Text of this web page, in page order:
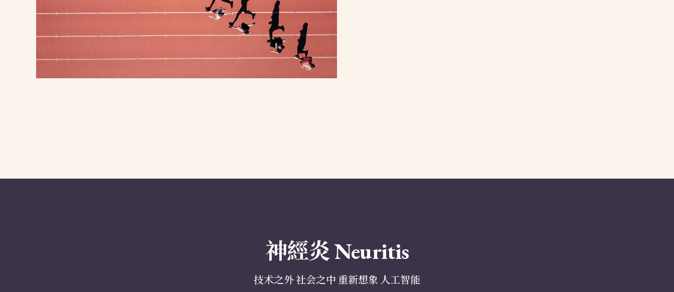
神經炎 Neuritis
技术之外 社会之中 重新想象 人工智能